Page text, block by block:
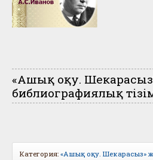
«Ашық оқу.
библиографиялық
Категория: «Ашық оқу. Шекарасыз»